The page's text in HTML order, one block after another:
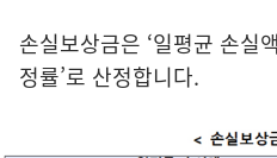
손실보상금은 ‘일평균 손실
정률’로 산정합니다.